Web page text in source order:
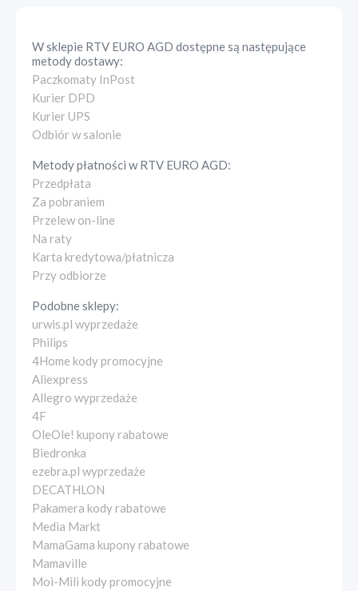
W sklepie RTV EURO AGD dostępne są następujące
metody dostawy:
Paczkomaty InPost
Kurier DPD
Kurier UPS
Odbiór w salonie
Metody płatności wRTV EURO AGD:
Przedpłata
Za pobraniem
Przelew on-line
Na raty
Karta kredytowa/płatnicza
Przy odbiorze
Podobne sklepy:
urwis.pl wyprzedaże
Philips
4Home kody promocyjne
Aliexpress
Allegro wyprzedaże
4F
OleOle! kupony rabatowe
Biedronka
ezebra.pl wyprzedaże
DECATHLON
Pakamera kody rabatowe
Media Markt
MamaGama kupony rabatowe
Mamaville
Moi-Mili kody promocyjne